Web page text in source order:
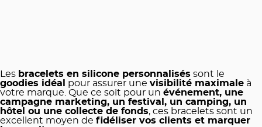
Les bracelets en silicone personnalisés sont le
goodies idéal
pour assurer une visibilité maximale à
votre marque. Que ce soit pour un événement, une
campagne marketing, un festival, un camping, un
hôtel ou une collecte de fonds, ces bracelets sont un
excellent moyen de fidéliser vos clients et marquer